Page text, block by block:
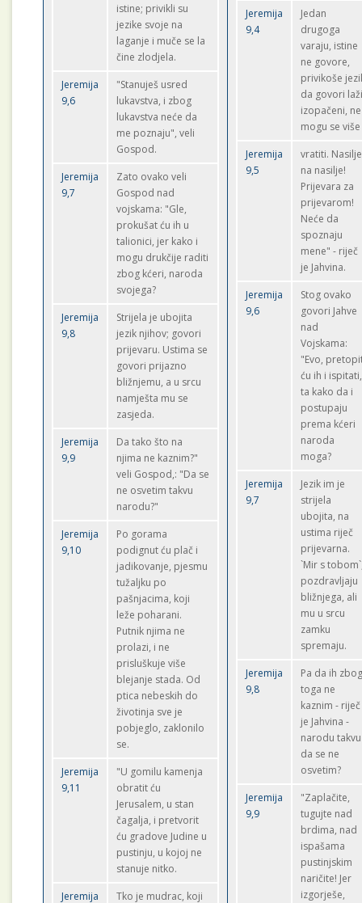
istine; privikli su
jezike svoje na
laganje i muče se la
čine zlodjela.
Jeremija
9,6
"Stanuješ usred
lukavstva, i zbog
lukavstva neće da
me poznaju", veli
Gospod.
Jeremija
9,7
Zato ovako veli
Gospod nad
vojskama: "Gle,
prokušat ću ih u
talionici, jer kako i
mogu drukčije raditi
zbog kćeri, naroda
svojega?
Jeremija
9,8
Strijela je ubojita
jezik njihov; govori
prijevaru. Ustima se
govori prijazno
bližnjemu, a u srcu
namješta mu se
zasjeda.
Jeremija
9,9
Da tako što na
njima ne kaznim?"
veli Gospod,: "Da se
ne osvetim takvu
narodu?"
Jeremija
9,10
Po gorama
podignut ću plač i
jadikovanje, pjesmu
tužaljku po
pašnjacima, koji
leže poharani.
Putnik njima ne
prolazi, i ne
prisluškuje više
blejanje stada. Od
ptica nebeskih do
životinja sve je
pobjeglo, zaklonilo
se.
Jeremija
9,11
"U gomilu kamenja
obratit ću
Jerusalem, u stan
čagalja, i pretvorit
ću gradove Judine u
pustinju, u kojoj ne
stanuje nitko.
Jeremija
Tko je mudrac, koji
Jeremija
9,4
Jedan
drugoga
varaju, istine
ne govore,
privikoše
da govori
izopačeni, ne
mogu se više
Jeremija
9,5
vratiti. Nasilje
na nasilje!
Prijevara za
prijevarom!
Neće da
spoznaju
mene" - riječ
je Jahvina.
Jeremija
9,6
Stog ovako
govori Jahve
nad
Vojskama:
"Evo,
ću ih i ispitati,
ta kako da i
postupaju
prema kćeri
naroda
moga?
Jeremija
9,7
Jezik im je
strijela
ubojita, na
ustima riječ
prijevarna.
`Mir s
pozdravljaju
bližnjega, ali
mu u srcu
zamku
spremaju.
Jeremija
9,8
Pa da ih
toga ne
kaznim - riječ
je Jahvina -
narodu takvu
da se ne
osvetim?
Jeremija
9,9
"Zaplačite,
tugujte nad
brdima, nad
ispašama
pustinjskim
naričite! Jer
izgorješe,